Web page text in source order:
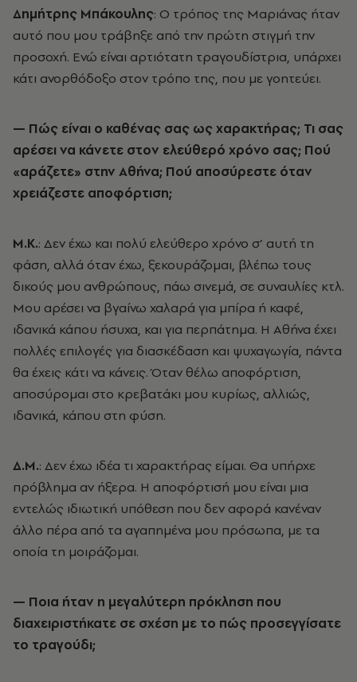
Δημήτρης Μπάκουλης: O τρόπος της Μαριάνας ήταν
αυτό που μου τράβηξε από την πρώτη στιγμή την
προσοχή. Ενώ είναι αρτιότατη τραγουδίστρια, υπάρχει
κάτι ανορθόδοξο στον τρόπο της, που με γοητεύει.
— Πώς είναι ο καθένας σας ως χαρακτήρας; Τι σας
αρέσει να κάνετε στον ελεύθερό χρόνο σας; Πού
«αράζετε» στην Αθήνα; Πού αποσύρεστε όταν
χρειάζεστε αποφόρτιση;
Μ.Κ.: Δεν έχω και πολύ ελεύθερο χρόνο σ’ αυτή τη
φάση, αλλά όταν έχω, ξεκουράζομαι, βλέπω τους
δικούς μου ανθρώπους, πάω σινεμά, σε συναυλίες κτλ.
Μoυ αρέσει να βγαίνω χαλαρά για μπίρα ή καφέ,
ιδανικά κάπου ήσυχα, και για περπάτημα. Η Αθήνα έχει
πολλές επιλογές για διασκέδαση και ψυχαγωγία, πάντα
θα έχεις κάτι να κάνεις. Όταν θέλω αποφόρτιση,
αποσύρομαι στο κρεβατάκι μου κυρίως, αλλιώς,
ιδανικά, κάπου στη φύση.
Δ.Μ.: Δεν έχω ιδέα τι χαρακτήρας είμαι. Θα υπήρχε
πρόβλημα αν ήξερα. Η αποφόρτισή μου είναι μια
εντελώς ιδιωτική υπόθεση που δεν αφορά κανέναν
άλλο πέρα από τα αγαπημένα μου πρόσωπα, με τα
οποία τη μοιράζομαι.
— Ποια ήταν η μεγαλύτερη πρόκληση που
διαχειριστήκατε σε σχέση με το πώς προσεγγίσατε
το τραγούδι;